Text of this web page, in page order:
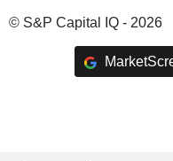
© S&P Capital IQ - 2026